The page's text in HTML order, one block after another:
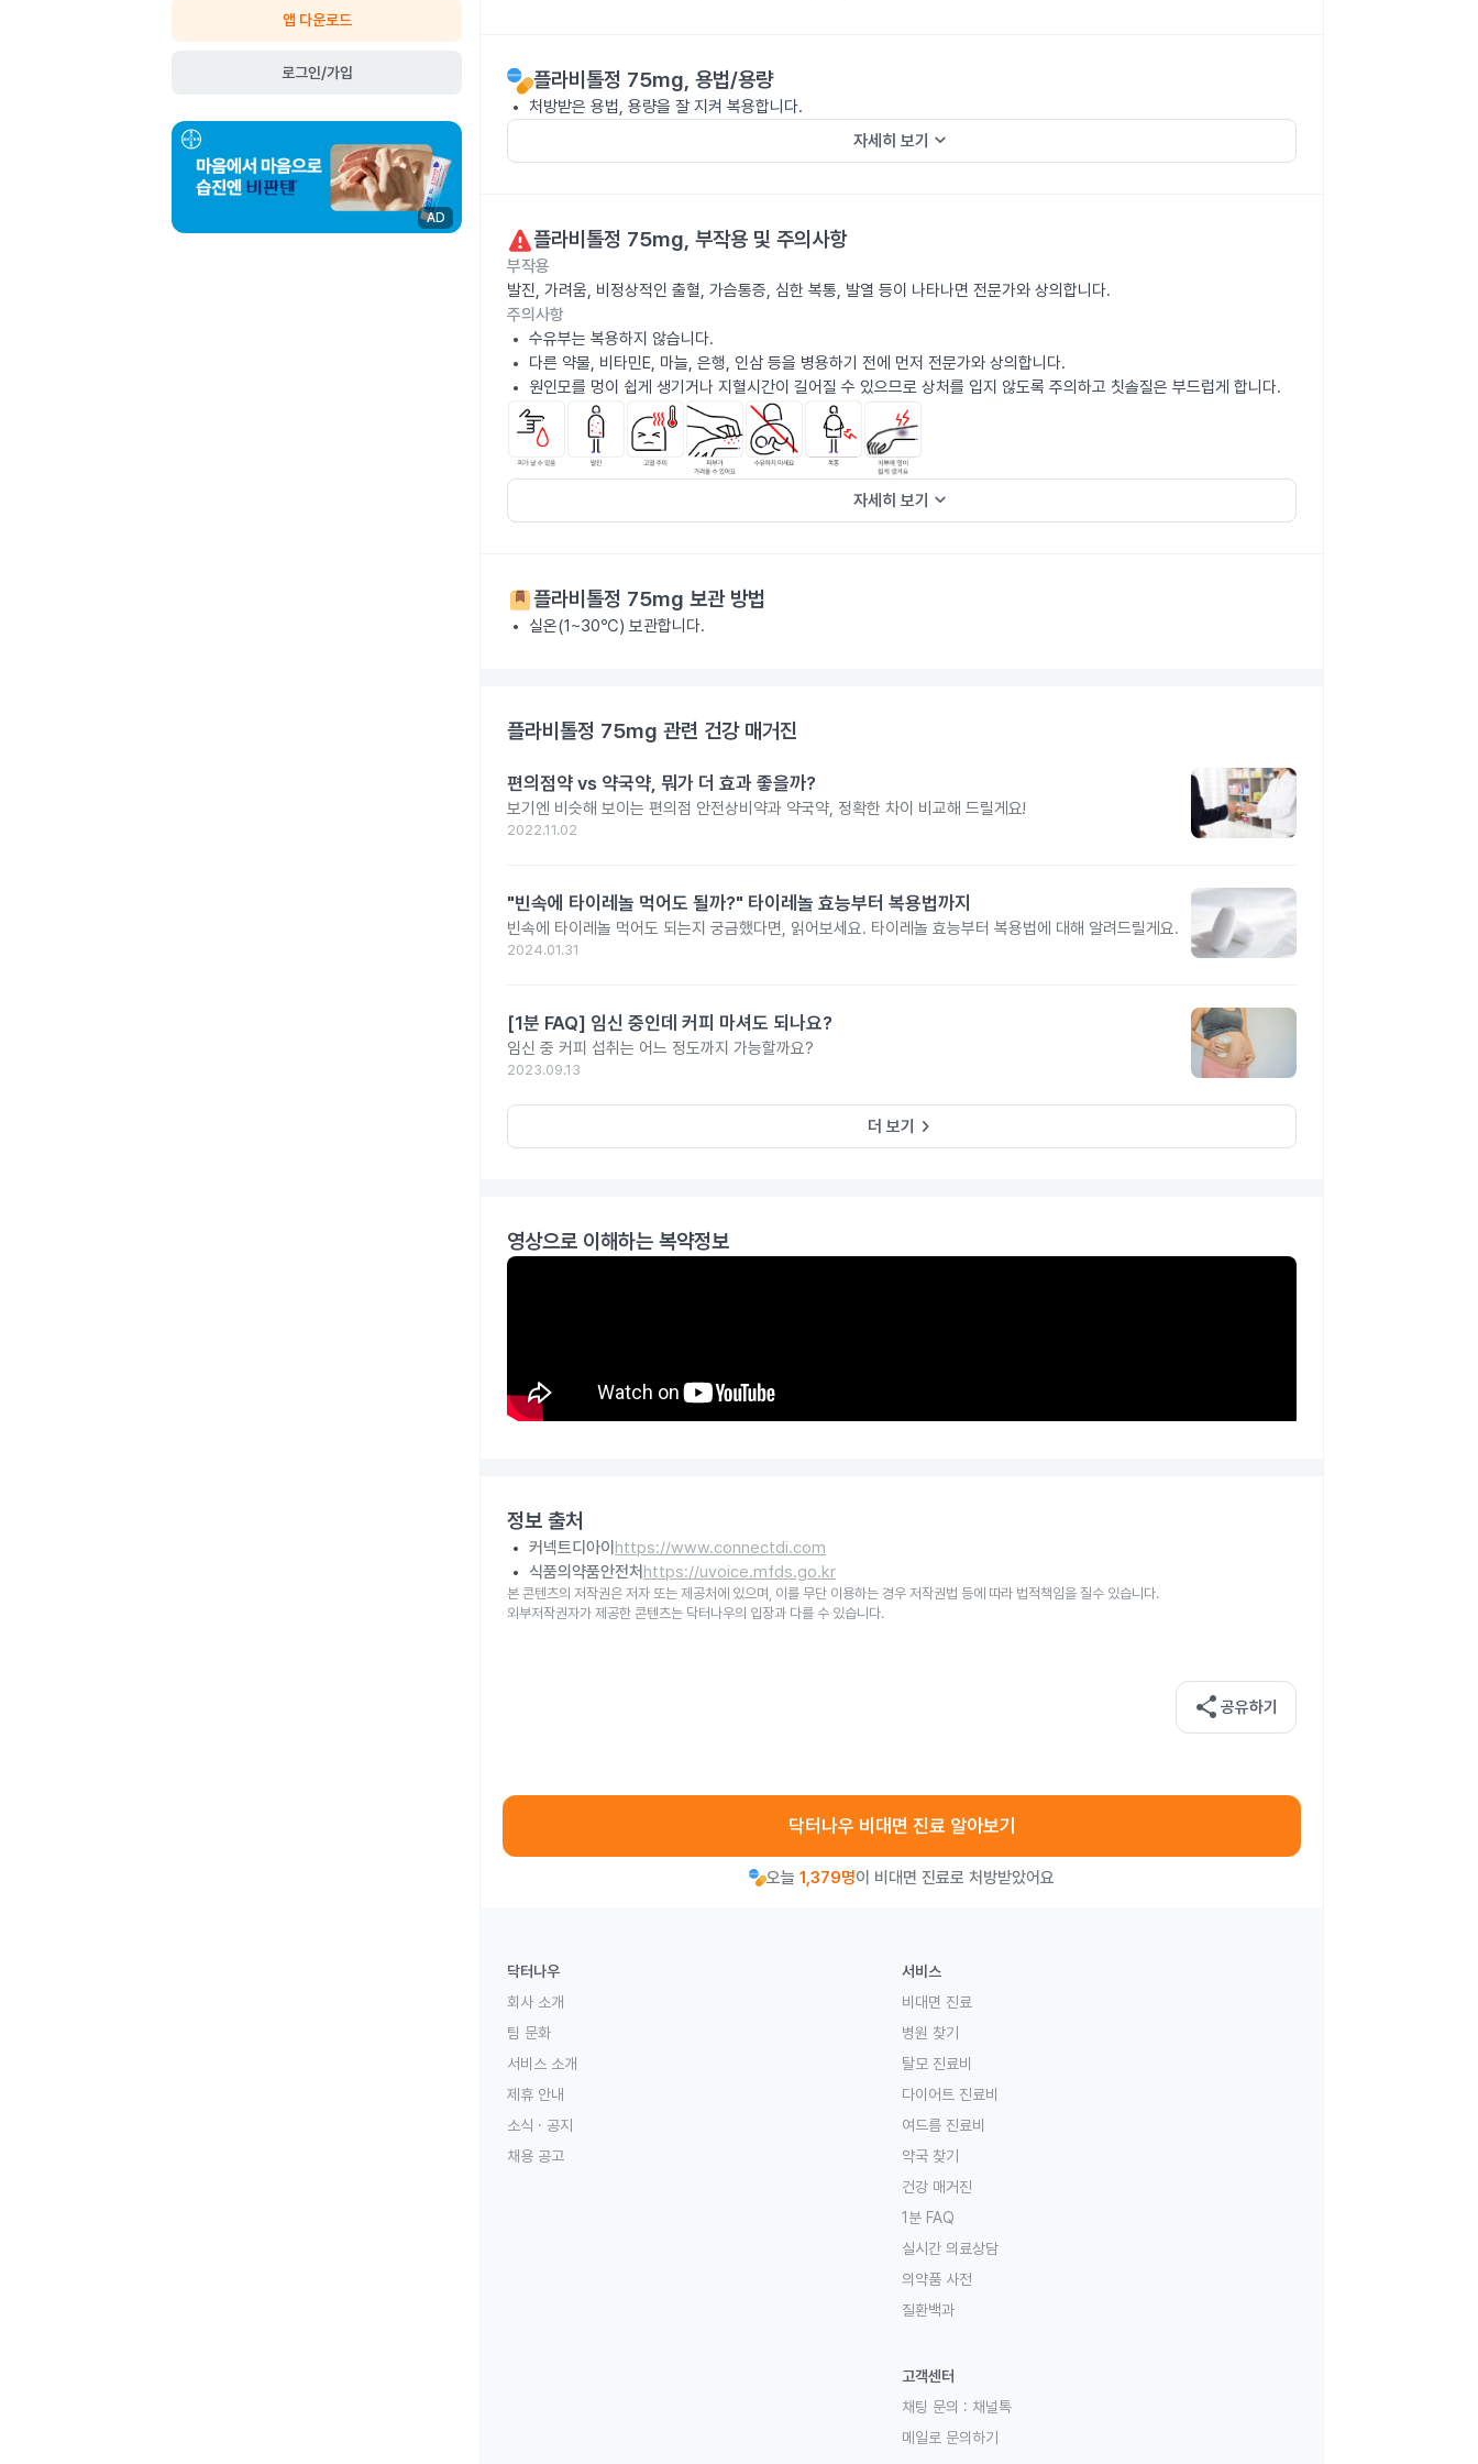
앱 다운로드
로그인/가입
AD
플라비톨정 75mg, 용법/용량
처방받은 용법, 용량을 잘 지켜 복용합니다.
자세히 보기 keyboard_arrow_down
플라비톨정 75mg, 부작용 및 주의사항
부작용
발진, 가려움, 비정상적인 출혈, 가슴통증, 심한 복통, 발열 등이 나타나면 전문가와 상의합니다.
주의사항
수유부는 복용하지 않습니다.
다른 약물, 비타민E, 마늘, 은행, 인삼 등을 병용하기 전에 먼저 전문가와 상의합니다.
원인모를 멍이 쉽게 생기거나 지혈시간이 길어질 수 있으므로 상처를 입지 않도록 주의하고 칫솔질은 부드럽게 합니다.
자세히 보기 keyboard_arrow_down
플라비톨정 75mg 보관 방법
실온(1~30℃) 보관합니다.
플라비톨정 75mg 관련 건강 매거진
편의점약 vs 약국약, 뭐가 더 효과 좋을까?
보기엔 비슷해 보이는 편의점 안전상비약과 약국약, 정확한 차이 비교해 드릴게요!
2022.11.02
"빈속에 타이레놀 먹어도 될까?" 타이레놀 효능부터 복용법까지
빈속에 타이레놀 먹어도 되는지 궁금했다면, 읽어보세요. 타이레놀 효능부터 복용법에 대해 알려드릴게요.
2024.01.31
[1분 FAQ] 임신 중인데 커피 마셔도 되나요?
임신 중 커피 섭취는 어느 정도까지 가능할까요?
2023.09.13
더 보기 keyboard_arrow_right
영상으로 이해하는 복약정보
정보 출처
커넥트디아이 https://www.connectdi.com
식품의약품안전처 https://uvoice.mfds.go.kr
본 콘텐츠의 저작권은 저자 또는 제공처에 있으며, 이를 무단 이용하는 경우 저작권법 등에 따라 법적책임을 질수 있습니다.
외부저작권자가 제공한 콘텐츠는 닥터나우의 입장과 다를 수 있습니다.
share 공유하기
닥터나우 비대면 진료 알아보기
오늘 1,379명이 비대면 진료로 처방받았어요
닥터나우
회사 소개
팀 문화
서비스 소개
제휴 안내
소식 · 공지
채용 공고
서비스
비대면 진료
병원 찾기
탈모 진료비
다이어트 진료비
여드름 진료비
약국 찾기
건강 매거진
1분 FAQ
실시간 의료상담
의약품 사전
질환백과
고객센터
채팅 문의 : 채널톡
메일로 문의하기